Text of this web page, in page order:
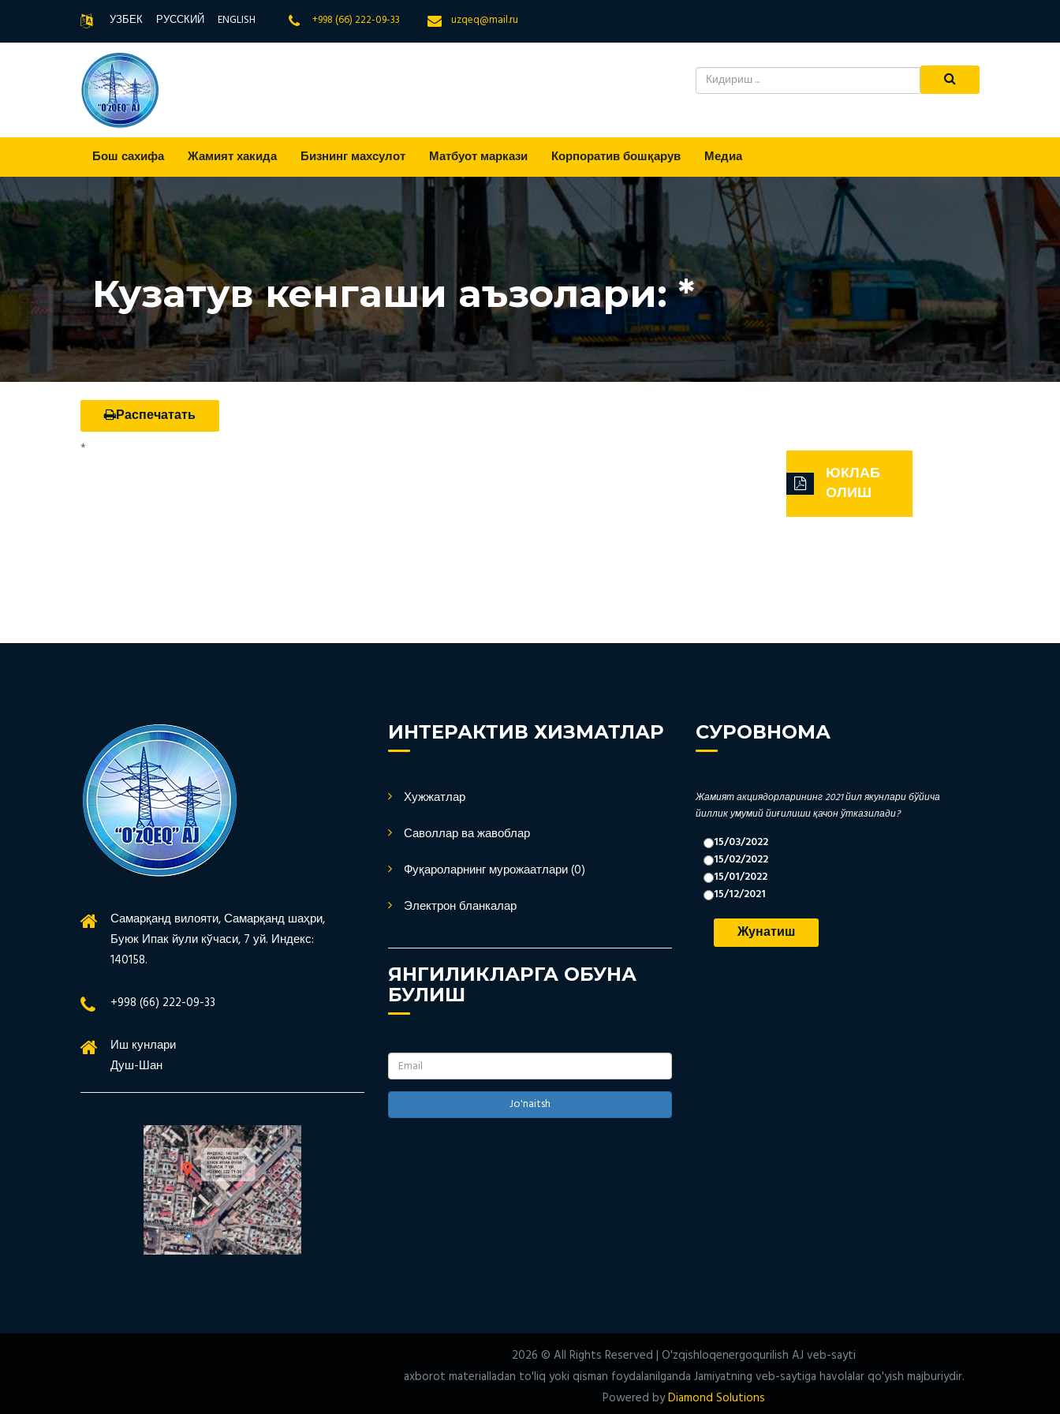
УЗБЕК РУССКИЙ ENGLISH +998 (66) 222-09-33 uzqeq@mail.ru
Бош сахифа Жамият хакида Бизнинг махсулот Матбуот маркази Корпоратив бошқарув Медиа
Кузатув кенгаши аъзолари: *
Распечатать
ЮКЛАБ
ОЛИШ
*
Самарқанд вилояти, Самарқанд шаҳри,
Буюк Ипак йули кўчаси, 7 уй. Индекс:
140158.
+998 (66) 222-09-33
Иш кунлари
Душ-Шан
ИНТЕРАКТИВ ХИЗМАТЛАР
Хужжатлар
Саволлар ва жавоблар
Фуқароларнинг мурожаатлари (0)
Электрон бланкалар
ЯНГИЛИКЛАРГА ОБУНА
БУЛИШ
Jo'naitsh
СУРОВНОМА
Жамият акциядорларининг 2021 йил якунлари бўйича
йиллик умумий йиғилиши қачон ўтказилади?
15/03/2022
15/02/2022
15/01/2022
15/12/2021
2026 © All Rights Reserved | O'zqishloqenergoqurilish AJ veb-sayti
axborot materialladan to'liq yoki qisman foydalanilganda Jamiyatning veb-saytiga havolalar qo'yish majburiydir.
Powered byDiamond Solutions